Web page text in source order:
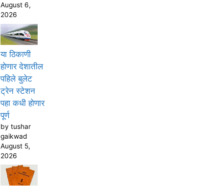
August 6,
2026
या ठिकाणी
होणार देशातील
पहिले बुलेट
ट्रेन स्टेशन
पहा कधी होणार
पूर्ण
by tushar
gaikwad
August 5,
2026